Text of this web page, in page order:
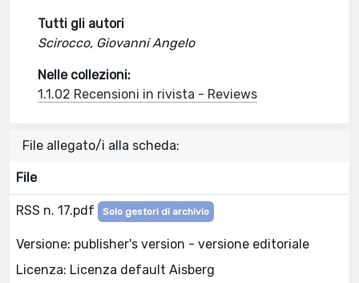
Tutti gli autori
Scirocco, Giovanni Angelo
Nelle collezioni:
1.1.02 Recensioni in rivista - Reviews
File allegato/i alla scheda:
File
RSS n. 17.pdf Solo gestori di archivio
Versione: publisher's version - versione editoriale
Licenza: Licenza default Aisberg